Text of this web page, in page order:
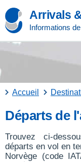
Arrivals
Informations
Accueil
Départs de
Trouvez ci-
départs en vol en
Norvège (code